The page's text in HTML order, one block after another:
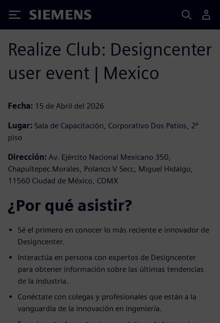
Siemens
Realize Club: Designcenter
user event | Mexico
Fecha: 15 de Abril del 2026
Lugar: Sala de Capacitación, Corporativo Dos Patios, 2º
piso
Dirección: Av. Ejército Nacional Mexicano 350,
Chapultepec Morales, Polanco V Secc, Miguel Hidalgo,
11560 Ciudad de México, CDMX
¿Por qué asistir? ​
Sé el primero en conocer lo más reciente e innovador de
Designcenter.
Interactúa en persona con expertos de Designcenter
para obtener información sobre las últimas tendencias
de la industria.
Conéctate con colegas y profesionales que están a la
vanguardia de la innovación en ingeniería.